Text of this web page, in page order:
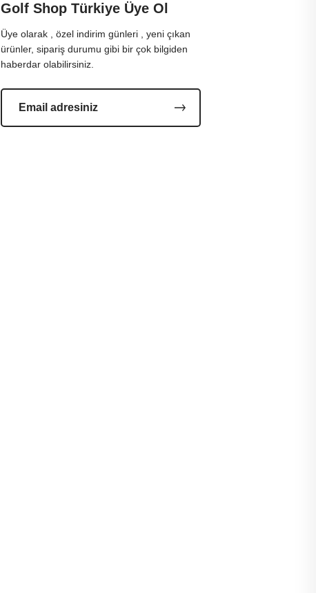
Golf Shop Türkiye Üye Ol
Üye olarak , özel indirim günleri , yeni çıkan
ürünler, sipariş durumu gibi bir çok bilgiden
haberdar olabilirsiniz.